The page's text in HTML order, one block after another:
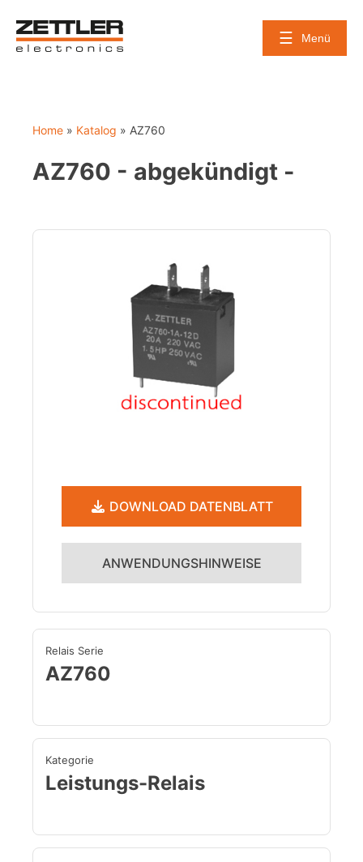
content
Menü
Home » Katalog » AZ760
AZ760 - abgekündigt -
DOWNLOAD DATENBLATT
ANWENDUNGSHINWEISE
Relais Serie
AZ760
Kategorie
Leistungs-Relais